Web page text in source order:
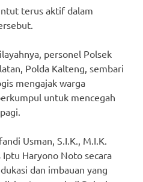
terus aktif dalam
personel Polsek
Polda Kalteng, sembari
mengajak warga
untuk mencegah
Usman, S.I.K., M.I.K.
Haryono Noto secara
dan imbauan yang